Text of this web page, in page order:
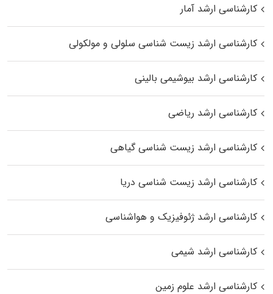
کارشناسی ارشد آمار
کارشناسی ارشد زیست شناسی سلولی و مولکولی
کارشناسی ارشد بیوشیمی بالینی
کارشناسی ارشد ریاضی
کارشناسی ارشد زیست‌ شناسی گیاهی
کارشناسی ارشد زیست‌ شناسی دریا
کارشناسی ارشد ژئوفیزیک و هواشناسی
کارشناسی ارشد شیمی
کارشناسی ارشد علوم زمین